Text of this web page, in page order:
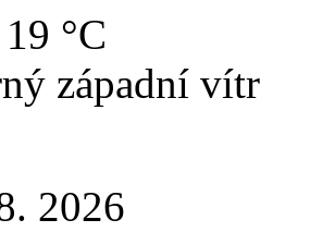
19 °C
západní vítr
2026